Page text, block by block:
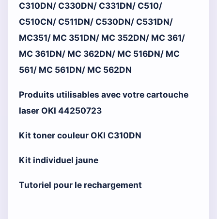
C310DN/ C330DN/ C331DN/ C510/
C510CN/ C511DN/ C530DN/ C531DN/
MC351/ MC 351DN/ MC 352DN/ MC 361/
MC 361DN/ MC 362DN/ MC 516DN/ MC
561/ MC 561DN/ MC 562DN
Produits utilisables avec votre cartouche
laser OKI 44250723
Kit toner couleur OKI C310DN
Kit individuel jaune
Tutoriel pour le rechargement